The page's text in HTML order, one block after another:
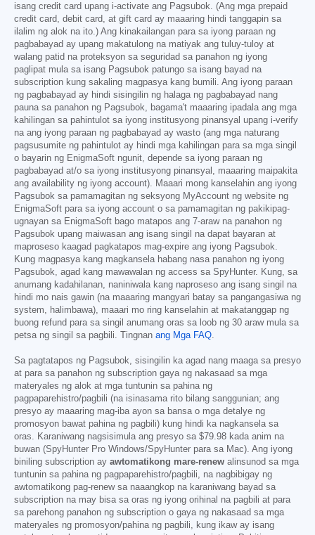
isang credit card upang i-activate ang Pagsubok. (Ang mga prepaid
credit card, debit card, at gift card ay maaaring hindi tanggapin sa
ilalim ng alok na ito.) Ang kinakailangan para sa iyong paraan ng
pagbabayad ay upang makatulong na matiyak ang tuluy-tuloy at
walang patid na proteksyon sa seguridad sa panahon ng iyong
paglipat mula sa isang Pagsubok patungo sa isang bayad na
subscription kung sakaling magpasya kang bumili. Ang iyong paraan
ng pagbabayad ay hindi sisingilin ng halaga ng pagbabayad nang
pauna sa panahon ng Pagsubok, bagama't maaaring ipadala ang mga
kahilingan sa pahintulot sa iyong institusyong pinansyal upang i-verify
na ang iyong paraan ng pagbabayad ay wasto (ang mga naturang
pagsusumite ng pahintulot ay hindi mga kahilingan para sa mga singil
o bayarin ng EnigmaSoft ngunit, depende sa iyong paraan ng
pagbabayad at/o sa iyong institusyong pinansyal, maaaring maipakita
ang availability ng iyong account). Maaari mong kanselahin ang iyong
Pagsubok sa pamamagitan ng seksyong MyAccount ng website ng
EnigmaSoft para sa iyong account o sa pamamagitan ng pakikipag-
ugnayan sa EnigmaSoft bago matapos ang 7-araw na panahon ng
Pagsubok upang maiwasan ang isang singil na dapat bayaran at
maproseso kaagad pagkatapos mag-expire ang iyong Pagsubok.
Kung magpasya kang magkansela habang nasa panahon ng iyong
Pagsubok, agad kang mawawalan ng access sa SpyHunter. Kung, sa
anumang kadahilanan, naniniwala kang naproseso ang isang singil na
hindi mo nais gawin (na maaaring mangyari batay sa pangangasiwa ng
system, halimbawa), maaari mo ring kanselahin at makatanggap ng
buong refund para sa singil anumang oras sa loob ng 30 araw mula sa
petsa ng singil sa pagbili. Tingnan ang Mga FAQ.
Sa pagtatapos ng Pagsubok, sisingilin ka agad nang maaga sa presyo
at para sa panahon ng subscription gaya ng nakasaad sa mga
materyales ng alok at mga tuntunin sa pahina ng
pagpaparehistro/pagbili (na isinasama rito bilang sanggunian; ang
presyo ay maaaring mag-iba ayon sa bansa o mga detalye ng
promosyon bawat pahina ng pagbili) kung hindi ka nagkansela sa
oras. Karaniwang nagsisimula ang presyo sa $79.98 kada anim na
buwan (SpyHunter Pro Windows/SpyHunter para sa Mac). Ang iyong
biniling subscription ay awtomatikong mare-renew alinsunod sa mga
tuntunin sa pahina ng pagpaparehistro/pagbili, na nagbibigay ng
awtomatikong pag-renew sa naaangkop na karaniwang bayad sa
subscription na may bisa sa oras ng iyong orihinal na pagbili at para
sa parehong panahon ng subscription o gaya ng nakasaad sa mga
materyales ng promosyon/pahina ng pagbili, kung ikaw ay isang